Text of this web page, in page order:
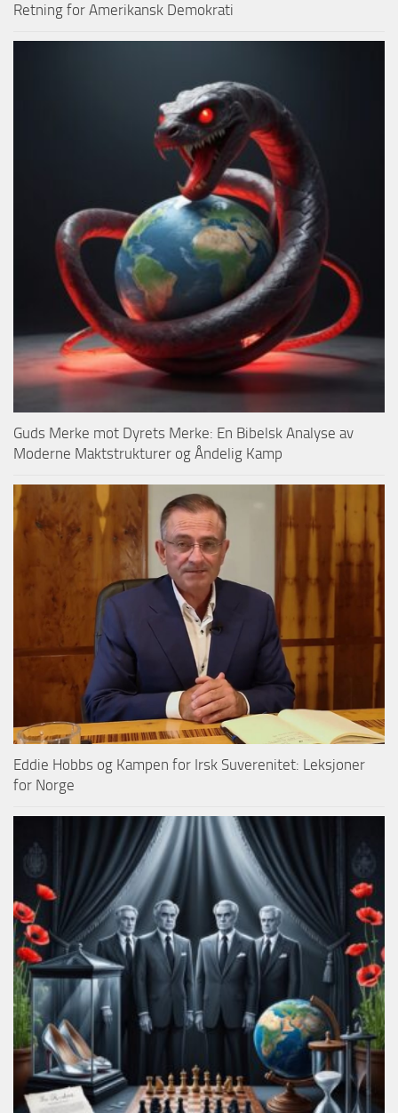
Retning for Amerikansk Demokrati
Guds Merke mot Dyrets Merke: En Bibelsk Analyse av
Moderne Maktstrukturer og Åndelig Kamp
Eddie Hobbs og Kampen for Irsk Suverenitet: Leksjoner
for Norge